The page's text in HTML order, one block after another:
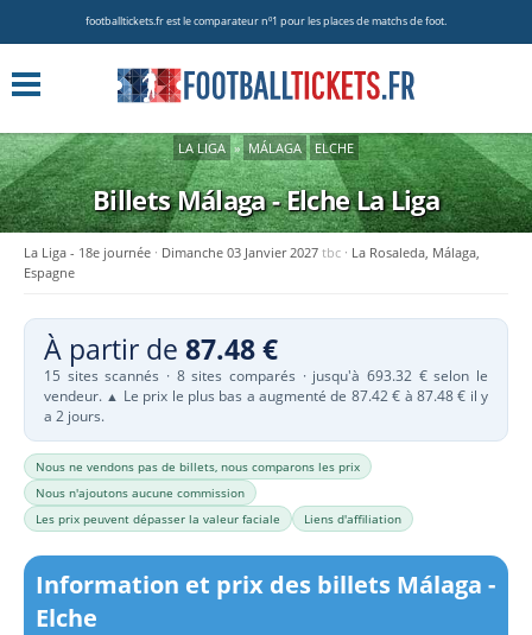
footballtickets.fr est le comparateur nº1 pour les places de matchs de foot.
LA LIGA » MÁLAGA ELCHE
Billets Málaga - ElcheLa Liga
La Liga - 18e journée Dimanche 03 Janvier 2027 tbc
La Rosaleda, Málaga,
Espagne
À partir de 87.48 €
15 sites scannés · 8 sites comparés · jusqu'à 693.32 € selon le
vendeur. ▲ Le prix le plus bas a augmenté de 87.42 € à 87.48 € il y
a 2 jours.
Nous ne vendons pas de billets, nous comparons les prix
Nous n'ajoutons aucune commission
Les prix peuvent dépasser la valeur faciale
Liens d'affiliation
Information et prix des billets Málaga -
Elche